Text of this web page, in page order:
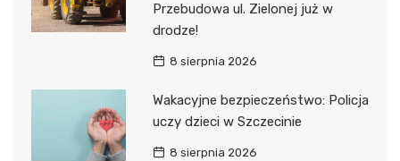
Przebudowa ul. Zielonej już w
drodze!
8 sierpnia 2026
Wakacyjne bezpieczeństwo: Policja
uczy dzieci w Szczecinie
8 sierpnia 2026